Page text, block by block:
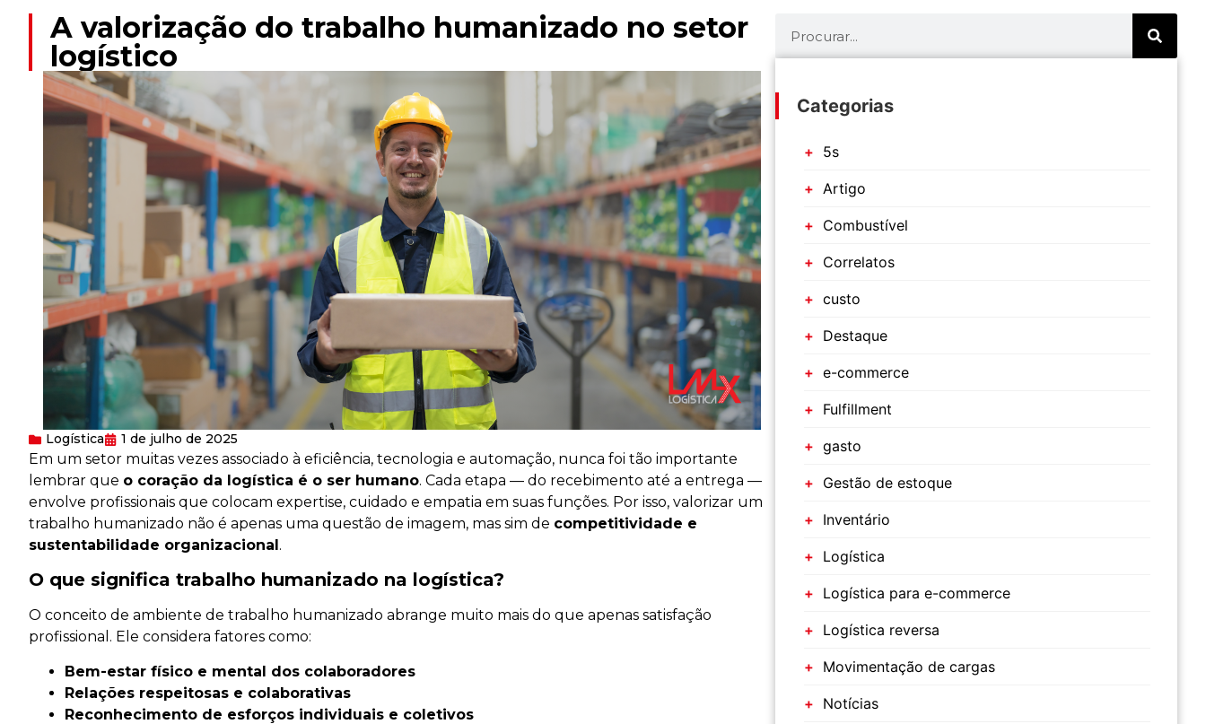
A valorização do trabalho humanizado no setor
logístico
Logística 1 de julho de 2025
Em um setor muitas vezes associado à eficiência, tecnologia e automação, nunca foi tão importante
lembrar que o coração da logística é o ser humano. Cada etapa — do recebimento até a entrega —
envolve profissionais que colocam expertise, cuidado e empatia em suas funções. Por isso, valorizar um
trabalho humanizado não é apenas uma questão de imagem, mas sim de competitividade e
sustentabilidade organizacional.
O que significa trabalho humanizado na logística?
O conceito de ambiente de trabalho humanizado abrange muito mais do que apenas satisfação
profissional. Ele considera fatores como:
Bem-estar físico e mental dos colaboradores
Relações respeitosas e colaborativas
Reconhecimento de esforços individuais e coletivos
Categorias
5s
Artigo
Combustível
Correlatos
custo
Destaque
e-commerce
Fulfillment
gasto
Gestão de estoque
Inventário
Logística
Logística para e-commerce
Logística reversa
Movimentação de cargas
Notícias